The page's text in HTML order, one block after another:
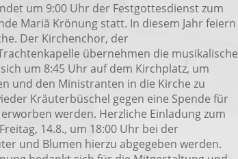
um 9:00 Uhr der Festgottesdienst zum
Mariä Krönung statt. In diesem Jahr feiern
Der Kirchenchor, der
übernehmen die musikalische
um 8:45 Uhr auf dem Kirchplatz, um
und den Ministranten in die Kirche zu
Kräuterbüschel gegen eine Spende für
werden. Herzliche Einladung zum
14.8., um 18:00 Uhr bei der
und Blumen hierzu abgegeben werden.